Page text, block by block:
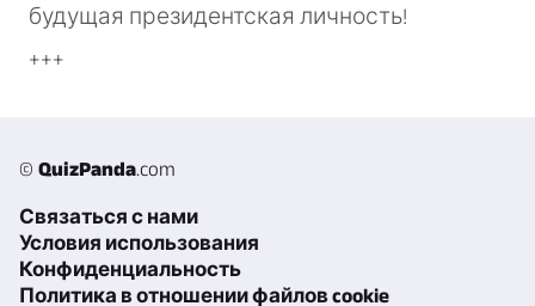
будущая президентская личность!
+++
© QuizPanda.com
Связаться с нами
Условия использования
Конфиденциальность
Политика в отношении файлов cookie